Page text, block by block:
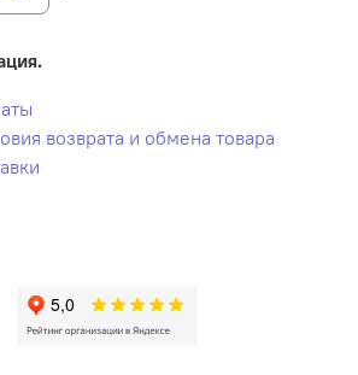
возврата и обмена товара